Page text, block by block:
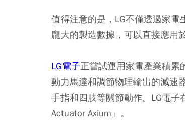
值得注意的是，LG不僅透過家
龐大的製造數據，可以直接應用
LG電子正嘗試運用家電產業積累
動力馬達和調節物理輸出的減速
手指和四肢等關節動作。LG電
Actuator Axium」。